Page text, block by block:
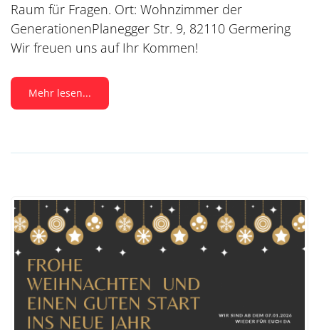
Raum für Fragen. Ort: Wohnzimmer der
GenerationenPlanegger Str. 9, 82110 Germering
Wir freuen uns auf Ihr Kommen!
Mehr lesen...